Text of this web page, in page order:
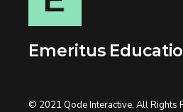
Emeritus
© 2021 Qode Interactive, All Rights